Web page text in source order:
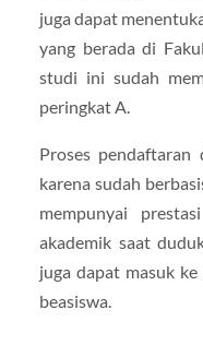
juga dapat
yang berada di
studi ini sudah
peringkat A.
Proses pendaftaran
karena sudah
mempunyai
akademik saat
juga dapat masuk
beasiswa.